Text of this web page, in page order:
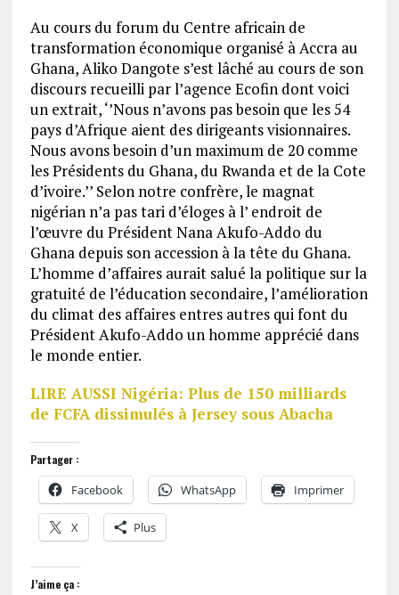
Au cours du forum du Centre africain de
transformation économique organisé à Accra au
Ghana, Aliko Dangote s’est lâché au cours de son
discours recueilli par l’agence Ecofin dont voici
un extrait, ‘’Nous n’avons pas besoin que les 54
pays d’Afrique aient des dirigeants visionnaires.
Nous avons besoin d’un maximum de 20 comme
les Présidents du Ghana, du Rwanda et de la Cote
d’ivoire.’’ Selon notre confrère, le magnat
nigérian n’a pas tari d’éloges à l’ endroit de
l’œuvre du Président Nana Akufo-Addo du
Ghana depuis son accession à la tête du Ghana.
L’homme d’affaires aurait salué la politique sur la
gratuité de l’éducation secondaire, l’amélioration
du climat des affaires entres autres qui font du
Président Akufo-Addo un homme apprécié dans
le monde entier.
LIRE AUSSI Nigéria: Plus de 150 milliards
de FCFA dissimulés à Jersey sous Abacha
Partager :
Facebook WhatsApp Imprimer
X Plus
J’aime ça :